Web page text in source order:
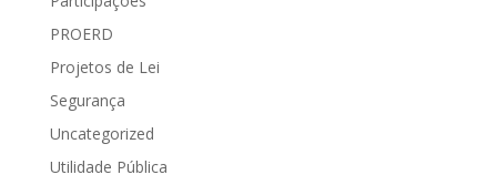
PROERD
Projetos de Lei
Segurança
Uncategorized
Utilidade Pública